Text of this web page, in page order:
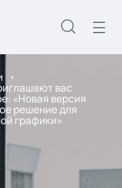
вас
«Новая версия
решение для
графики»